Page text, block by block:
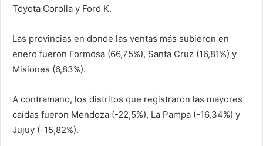
Toyota Corolla y Ford K.
Las provincias en donde las ventas más subieron en
enero fueron Formosa (66,75%), Santa Cruz (16,81%) y
Misiones (6,83%).
A contramano, los distritos que registraron las mayores
caídas fueron Mendoza (-22,5%), La Pampa (-16,34%) y
Jujuy (-15,82%).